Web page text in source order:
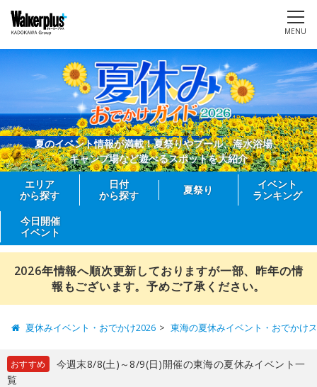
MENU
夏のイベント情報が満載！夏祭りやプール、海水浴場、
キャンプ場など遊べるスポットを大紹介
エリア
から探す
日付
から探す
夏祭り
イベント
ランキング
今日開催
イベント
2026年情報へ順次更新しておりますが一部、昨年の情
報もございます。予めご了承ください。
夏休みイベント・おでかけ2026 東海の夏休みイベント・おでかけ
おすすめ
今週末8/8(土)～8/9(日)開催の東海の夏休みイベント一
覧